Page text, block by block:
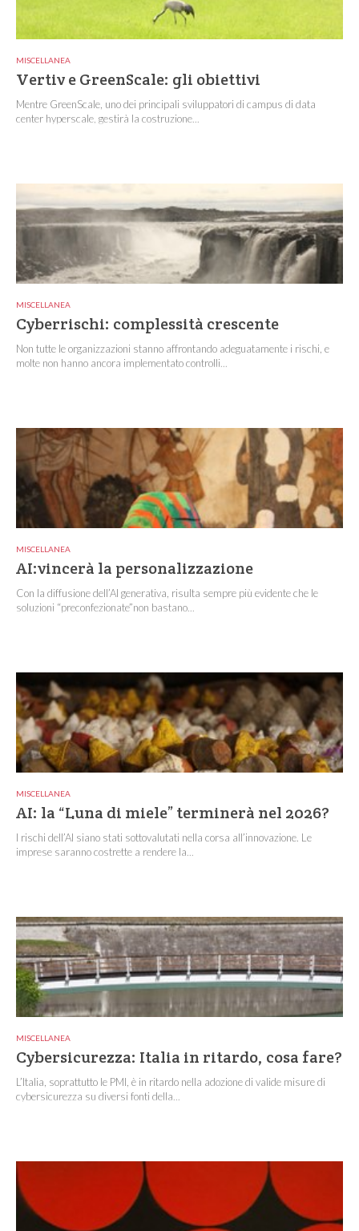
MISCELLANEA
Vertiv e GreenScale: gli obiettivi
Mentre GreenScale, uno dei principali sviluppatori di campus di data
center hyperscale, gestirà la costruzione...
MISCELLANEA
Cyberrischi: complessità crescente
Non tutte le organizzazioni stanno affrontando adeguatamente i rischi, e
molte non hanno ancora implementato controlli...
MISCELLANEA
AI:vincerà la personalizzazione
Con la diffusione dell’AI generativa, risulta sempre più evidente che le
soluzioni “preconfezionate”non bastano...
MISCELLANEA
AI: la “Luna di miele” terminerà nel 2026?
I rischi dell’AI siano stati sottovalutati nella corsa all’innovazione. Le
imprese saranno costrette a rendere la...
MISCELLANEA
Cybersicurezza: Italia in ritardo, cosa fare?
L’Italia, soprattutto le PMI, è in ritardo nella adozione di valide misure di
cybersicurezza su diversi fonti della...